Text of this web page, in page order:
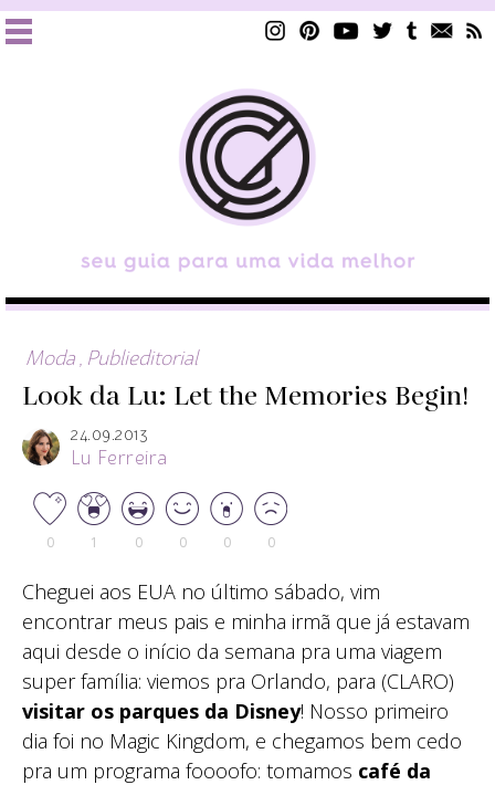
Moda Publieditorial
Look da Lu: Let the Memories Begin!
24.09.2013
Lu Ferreira
0 1 0 0 0 0
Cheguei aos EUA no último sábado, vim
encontrar meus pais e minha irmã que já estavam
aqui desde o início da semana pra uma viagem
super família: viemos pra Orlando, para (CLARO)
visitar os parques da Disney! Nosso primeiro
dia foi no Magic Kingdom, e chegamos bem cedo
pra um programa foooofo: tomamos café da